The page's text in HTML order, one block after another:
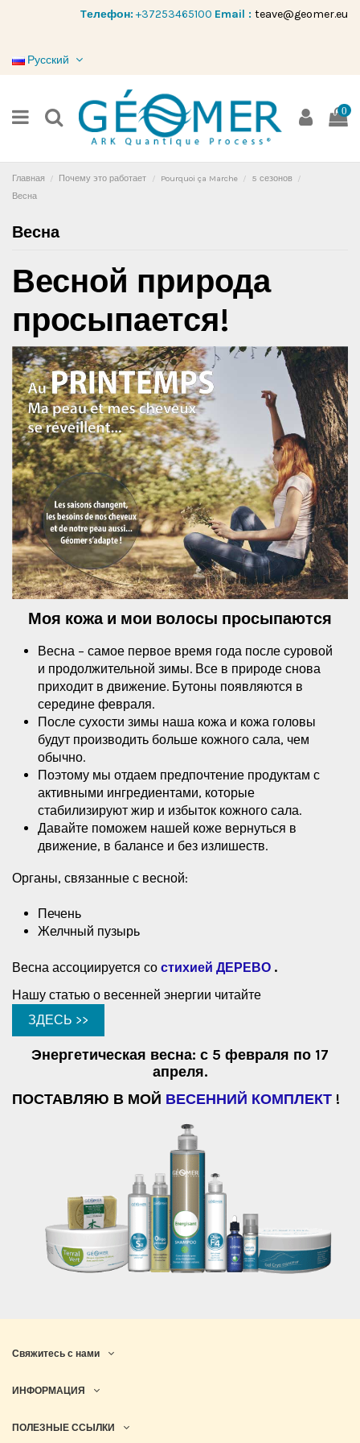
Tелефон: +37253465100 Email : teave@geomer.eu
Русский
0
Главная Почему это работает Pourquoi ça Marche
5 сезонов
Весна
Весна
Весной природа
просыпается!
Моя кожа и мои волосы просыпаются
Весна – самое первое время года после суровой
и продолжительной зимы. Все в природе снова
приходит в движение. Бутоны появляются в
середине февраля.
После сухости зимы наша кожа и кожа головы
будут производить больше кожного сала, чем
обычно.
Поэтому мы отдаем предпочтение продуктам с
активными ингредиентами, которые
стабилизируют жир и избыток кожного сала.
Давайте поможем нашей коже вернуться в
движение, в балансе и без излишеств.
Органы, связанные с весной:
Печень
Желчный пузырь
Весна ассоциируется со стихией ДЕРЕВО .
Нашу статью о весенней энергии читайте
ЗДЕСЬ >>
Энергетическая весна: с 5 февраля по 17
апреля.
ПОСТАВЛЯЮ В МОЙ ВЕСЕННИЙ КОМПЛЕКТ !
Свяжитесь с нами
ИНФОРМАЦИЯ
ПОЛЕЗНЫЕ ССЫЛКИ